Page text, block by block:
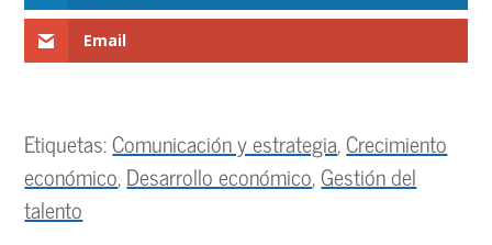
Email
Etiquetas:Comunicación y estrategia,Crecimiento
económico,Desarrollo económico,Gestión del
talento